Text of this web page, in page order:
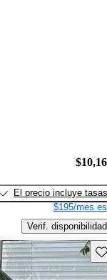
El precio incluye tasas
$195/mes
Verif. disponibilidad